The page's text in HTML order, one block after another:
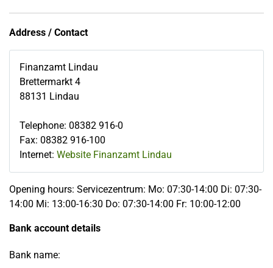
Address / Contact
Finanzamt Lindau
Brettermarkt 4
88131 Lindau
Telephone: 08382 916-0
Fax: 08382 916-100
Internet: Website Finanzamt Lindau
Opening hours: Servicezentrum: Mo: 07:30-14:00 Di: 07:30-
14:00 Mi: 13:00-16:30 Do: 07:30-14:00 Fr: 10:00-12:00
Bank account details
Bank name: